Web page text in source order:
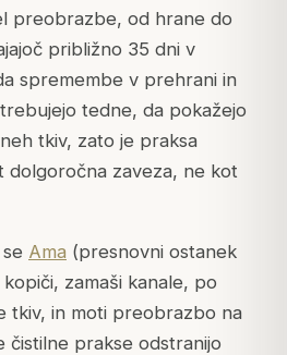
preobrazbe, od hrane do
približno 35 dni v
spremembe v prehrani in
tedne, da pokažejo
tkiv, zato je praksa
dolgoročna zaveza, ne kot
Ama (presnovni ostanek
zamaši kanale, po
tkiv, in moti preobrazbo na
čistilne prakse odstranijo